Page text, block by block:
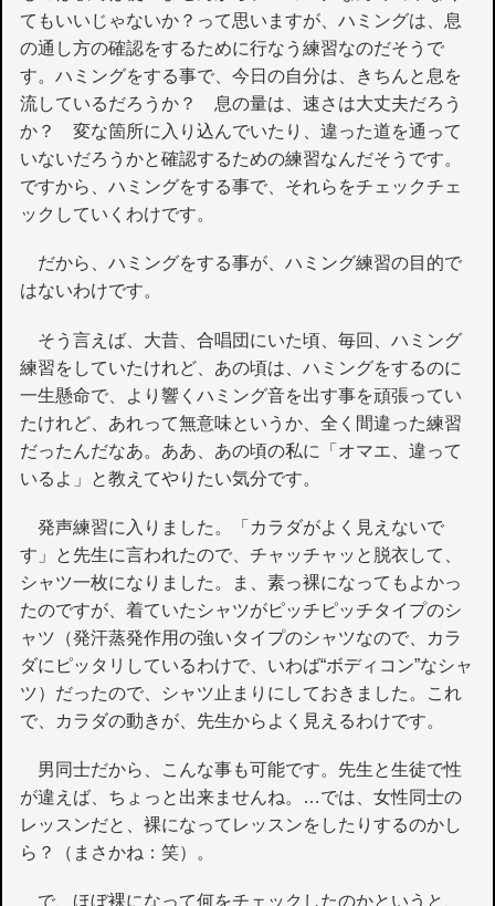
てもいいじゃないか？って思いますが、ハミングは、息
の通し方の確認をするために行なう練習なのだそうで
す。ハミングをする事で、今日の自分は、きちんと息を
流しているだろうか？ 息の量は、速さは大丈夫だろう
か？ 変な箇所に入り込んでいたり、違った道を通って
いないだろうかと確認するための練習なんだそうです。
ですから、ハミングをする事で、それらをチェックチェ
ックしていくわけです。
だから、ハミングをする事が、ハミング練習の目的で
はないわけです。
そう言えば、大昔、合唱団にいた頃、毎回、ハミング
練習をしていたけれど、あの頃は、ハミングをするのに
一生懸命で、より響くハミング音を出す事を頑張ってい
たけれど、あれって無意味というか、全く間違った練習
だったんだなあ。ああ、あの頃の私に「オマエ、違って
いるよ」と教えてやりたい気分です。
発声練習に入りました。「カラダがよく見えないで
す」と先生に言われたので、チャッチャッと脱衣して、
シャツ一枚になりました。ま、素っ裸になってもよかっ
たのですが、着ていたシャツがピッチピッチタイプのシ
ャツ（発汗蒸発作用の強いタイプのシャツなので、カラ
ダにピッタリしているわけで、いわば“ボディコン”なシャ
ツ）だったので、シャツ止まりにしておきました。これ
で、カラダの動きが、先生からよく見えるわけです。
男同士だから、こんな事も可能です。先生と生徒で性
が違えば、ちょっと出来ませんね。…では、女性同士の
レッスンだと、裸になってレッスンをしたりするのかし
ら？（まさかね：笑）。
で、ほぼ裸になって何をチェックしたのかというと、